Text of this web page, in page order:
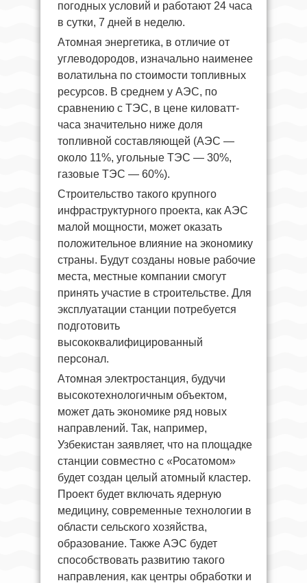
погодных условий и работают 24 часа
в сутки, 7 дней в неделю.
Атомная энергетика, в отличие от
углеводородов, изначально наименее
волатильна по стоимости топливных
ресурсов. В среднем у АЭС, по
сравнению с ТЭС, в цене киловатт-
часа значительно ниже доля
топливной составляющей (АЭС —
около 11%, угольные ТЭС — 30%,
газовые ТЭС — 60%).
Строительство такого крупного
инфраструктурного проекта, как АЭС
малой мощности, может оказать
положительное влияние на экономику
страны. Будут созданы новые рабочие
места, местные компании смогут
принять участие в строительстве. Для
эксплуатации станции потребуется
подготовить
высококвалифицированный
персонал.
Атомная электростанция, будучи
высокотехнологичным объектом,
может дать экономике ряд новых
направлений. Так, например,
Узбекистан заявляет, что на площадке
станции совместно с «Росатомом»
будет создан целый атомный кластер.
Проект будет включать ядерную
медицину, современные технологии в
области сельского хозяйства,
образование. Также АЭС будет
способствовать развитию такого
направления, как центры обработки и